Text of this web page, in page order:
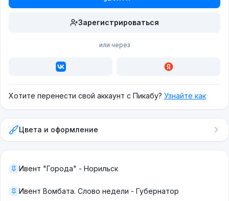
Зарегистрироваться
или через
Хотите перенести свой аккаунт с Пикабу? Узнайте как
Цвета и оформление
Ивент "Города" - Норильск
Ивент Вомбата. Слово недели - Губернатор